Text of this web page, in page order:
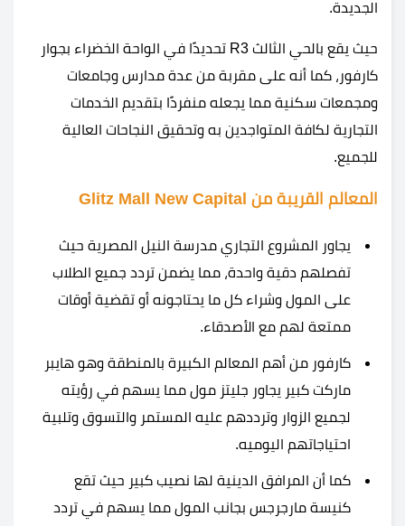
الجديدة.
حيث يقع بالحي الثالث R3 تحديدًا في الواحة الخضراء بجوار
كارفور، كما أنه على مقربة من عدة مدارس وجامعات
ومجمعات سكنية مما يجعله منفردًا بتقديم الخدمات
التجارية لكافة المتواجدين به وتحقيق النجاحات العالية
للجميع.
المعالم القريبة من Glitz Mall New Capital
يجاور المشروع التجاري مدرسة النيل المصرية حيث
تفصلهم دقية واحدة، مما يضمن تردد جميع الطلاب
على المول وشراء كل ما يحتاجونه أو تقضية أوقات
ممتعة لهم مع الأصدقاء.
كارفور من أهم المعالم الكبيرة بالمنطقة وهو هايبر
ماركت كبير يجاور جليتز مول مما يسهم في رؤيته
لجميع الزوار وترددهم عليه المستمر والتسوق وتلبية
احتياجاتهم اليوميه.
كما أن المرافق الدينية لها نصيب كبير حيث تقع
كنيسة مارجرجس بجانب المول مما يسهم في تردد